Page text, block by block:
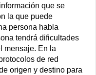
que se
la que puede
persona habla
tendrá dificultades
mensaje. En la
de red
origen y destino para